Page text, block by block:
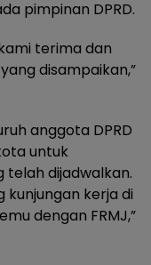
pimpinan DPRD.
terima dan
disampaikan,”
anggota DPRD
untuk
telah dijadwalkan.
kunjungan kerja di
dengan FRMJ,”